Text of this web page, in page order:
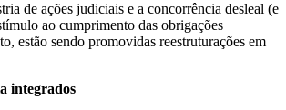
de ações judiciais e a concorrência desleal (e
ao cumprimento das obrigações
estão sendo promovidas reestruturações em
integrados